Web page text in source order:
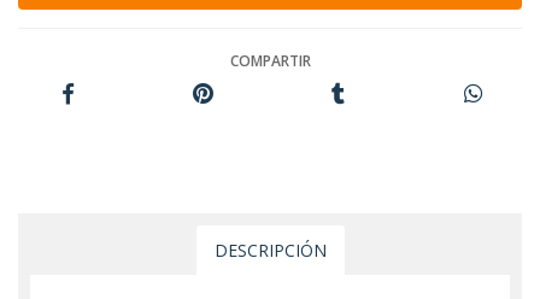
COMPARTIR
DESCRIPCIÓN